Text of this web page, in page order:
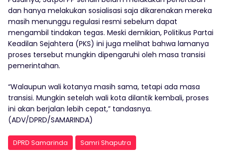
dan hanya melakukan sosialisasi saja dikarenakan mereka
masih menunggu regulasi resmi sebelum dapat
mengambil tindakan tegas. Meski demikian, Politikus Partai
Keadilan Sejahtera (PKS) ini juga melihat bahwa lamanya
proses tersebut mungkin dipengaruhi oleh masa transisi
pemerintahan.
“Walaupun wali kotanya masih sama, tetapi ada masa
transisi. Mungkin setelah wali kota dilantik kembali, proses
ini akan berjalan lebih cepat,” tandasnya.
(ADV/DPRD/SAMARINDA)
DPRD Samarinda Samri Shaputra